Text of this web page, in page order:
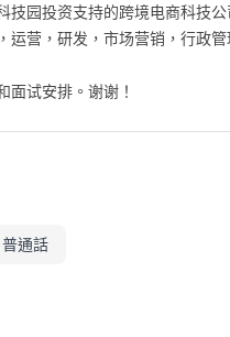
技园投资支持的跨境电商科技
运营，研发，市场营销，行政
面试安排。谢谢！
普通話